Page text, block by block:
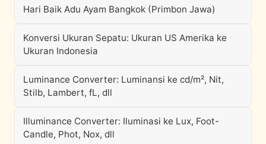
Hari Baik Adu Ayam Bangkok (Primbon Jawa)
Konversi Ukuran Sepatu: Ukuran US Amerika ke
Ukuran Indonesia
Luminance Converter: Luminansi ke cd/m², Nit,
Stilb, Lambert, fL, dll
Illuminance Converter: Iluminasi ke Lux, Foot-
Candle, Phot, Nox, dll